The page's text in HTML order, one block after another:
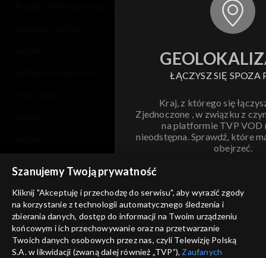
ŁĄCZYSZ SIĘ SPOZA
Kraj, z którego się
Zjednoczone , w związku z
na platformie TVP VOD
nieodstępna. Sprawdź, które
obejrzeć.
ANULUJ
informacje o dostawcy usług
Szanujemy Twoją prywatność
Kliknij "Akceptuję i przechodzę do serwisu", aby wyrazić zgody
na korzystanie z technologii automatycznego śledzenia i
zbierania danych, dostęp do informacji na Twoim urządzeniu
końcowym i ich przechowywanie oraz na przetwarzanie
Twoich danych osobowych przez nas, czyli Telewizję Polską
S.A. w likwidacji (zwaną dalej również „TVP”), Zaufanych